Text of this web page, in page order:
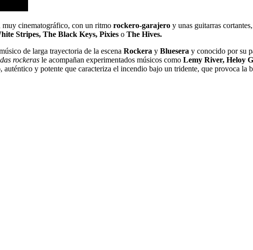
muy cinematográfico, con un ritmo rockero-garajero y unas guitarras
Stripes, The Black Keys, Pixies o The Hives.
de larga trayectoria de la escena Rockera y Bluesera y conocido por su
rockeras le acompañan experimentados músicos como Lemy River, Heloy
auténtico y potente que caracteriza el incendio bajo un tridente, que provoca la